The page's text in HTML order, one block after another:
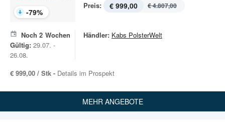
-79%
Preis: € 999,00 € 4.807,00
Noch 2 Wochen
Gültig: 29.07. -
26.08.
Händler: Kabs PolsterWelt
€ 999,00 / Stk - Details im Prospekt
MEHR ANGEBOTE